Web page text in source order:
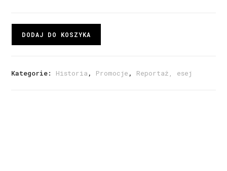
DODAJ DO KOSZYKA
Kategorie: Historia , Promocje , Reportaż, esej